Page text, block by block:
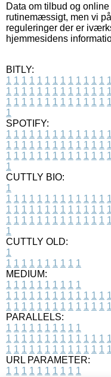
Data om tilbud og
rutinemæssigt, men vi
reguleringer der er
hjemmesidens
BITLY:
1 1 1 1 1 1 1 1 1 1 1 1 1 1
1 1 1 1 1 1 1 1 1 1 1 1 1 1
1 1 1 1 1 1 1 1 1 1 1 1 1 1
1
SPOTIFY:
1 1 1 1 1 1 1 1 1 1 1 1 1 1
1 1 1 1 1 1 1 1 1 1 1 1 1 1
1 1 1 1 1 1 1 1 1 1 1 1 1 1
1
CUTTLY BIO:
1
1 1 1 1 1 1 1 1 1 1 1 1 1 1
1 1 1 1 1 1 1 1 1 1 1 1 1 1
1 1 1 1 1 1 1 1 1 1 1 1 1 1
1
CUTTLY OLD:
1
1 1 1 1 1 1 1 1 1 1
MEDIUM:
1 1 1 1 1 1 1 1 1 1
1 1 1 1 1 1 1 1 1 1 1 1 1 1
1 1 1 1 1 1 1 1 1 1 1 1 1 1
PARALLELS:
1 1 1 1 1 1 1 1 1 1
1 1 1 1 1 1 1 1 1 1 1 1 1 1
1 1 1 1 1 1 1 1 1 1 1 1 1 1
URL PARAMETER:
1 1 1 1 1 1 1 1 1 1